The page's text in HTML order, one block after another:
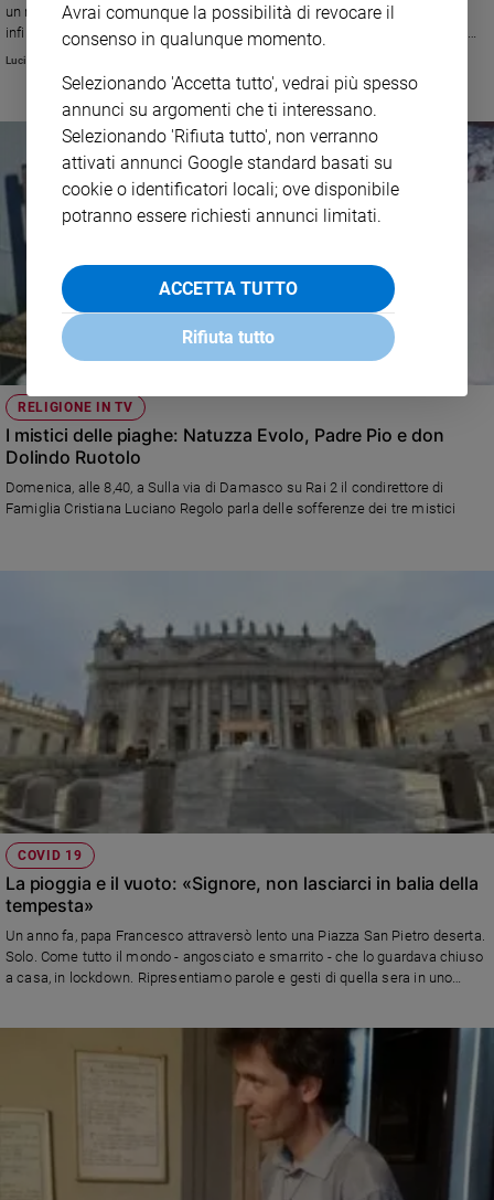
un ritratto appassionato di una persona dalle umili origini, ma dal talento
infinito che ha calcato le scene e attraversato la vita con grazia, candore,
generosità.
Luciano Regolo
RELIGIONE IN TV
I mistici delle piaghe: Natuzza Evolo, Padre Pio e don
Dolindo Ruotolo
Domenica, alle 8,40, a Sulla via di Damasco su Rai 2 il condirettore di
Famiglia Cristiana Luciano Regolo parla delle sofferenze dei tre mistici
COVID 19
La pioggia e il vuoto: «Signore, non lasciarci in balia della
tempesta»
Un anno fa, papa Francesco attraversò lento una Piazza San Pietro deserta.
Solo. Come tutto il mondo - angosciato e smarrito - che lo guardava chiuso
a casa, in lockdown. Ripresentiamo parole e gesti di quella sera in uno
condirettore Luciano Regolo e del sacerdote paolino don Roberto Ponti
Avrai comunque la possibilità di revocare il
consenso in qualunque momento.
Selezionando 'Accetta tutto', vedrai più spesso
annunci su argomenti che ti interessano.
Selezionando 'Rifiuta tutto', non verranno
attivati annunci Google standard basati su
cookie o identificatori locali; ove disponibile
potranno essere richiesti annunci limitati.
ACCETTA TUTTO
Rifiuta tutto